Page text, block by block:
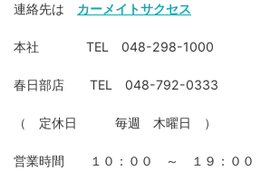
連絡先は カーメイトサクセス
本社 TEL 048-298-1000
春日部店 TEL 048-792-0333
（ 定休日 毎週 木曜日 ）
営業時間 １０：００ ～ １９：００